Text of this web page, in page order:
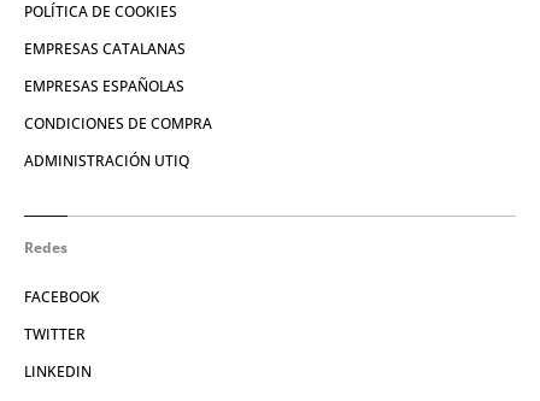
POLÍTICA DE COOKIES
EMPRESAS CATALANAS
EMPRESAS ESPAÑOLAS
CONDICIONES DE COMPRA
ADMINISTRACIÓN UTIQ
Redes
FACEBOOK
TWITTER
LINKEDIN